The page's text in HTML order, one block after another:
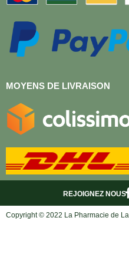
MOYENS DE LIVRAISON
REJOIGNEZ NOUS
Copyright © 2022 La Pharmacie de